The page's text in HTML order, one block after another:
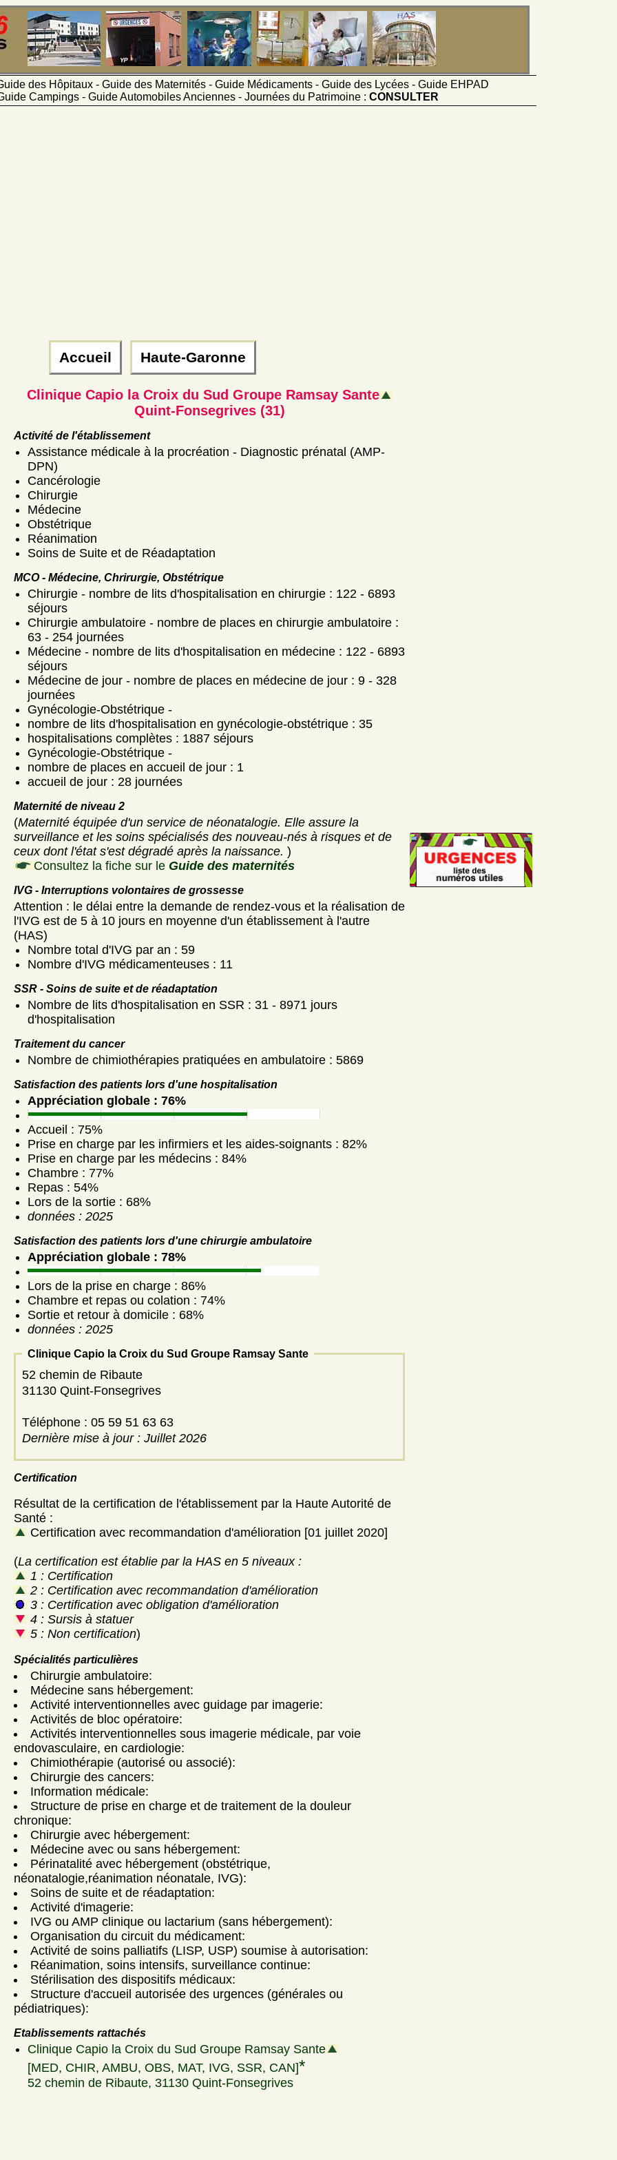
des Hôpitaux - Guide des Maternités - Guide Médicaments - Guide des Lycées - Guide EHPAD
Campings - Guide Automobiles Anciennes - Journées du Patrimoine : CONSULTER
Accueil Haute-Garonne
Clinique Capio la Croix du Sud Groupe Ramsay Sante
Quint-Fonsegrives (31)
Activité de l'établissement
Assistance médicale à la procréation - Diagnostic prénatal (AMP-
DPN)
Cancérologie
Chirurgie
Médecine
Obstétrique
Réanimation
Soins de Suite et de Réadaptation
MCO - Médecine, Chrirurgie, Obstétrique
Chirurgie - nombre de lits d'hospitalisation en chirurgie : 122 - 6893
séjours
Chirurgie ambulatoire - nombre de places en chirurgie ambulatoire :
63 - 254 journées
Médecine - nombre de lits d'hospitalisation en médecine : 122 - 6893
séjours
Médecine de jour - nombre de places en médecine de jour : 9 - 328
journées
Gynécologie-Obstétrique -
nombre de lits d'hospitalisation en gynécologie-obstétrique : 35
hospitalisations complètes : 1887 séjours
Gynécologie-Obstétrique -
nombre de places en accueil de jour : 1
accueil de jour : 28 journées
Maternité de niveau 2
(Maternité équipée d'un service de néonatalogie. Elle assure la
surveillance et les soins spécialisés des nouveau-nés à risques et de
ceux dont l'état s'est dégradé après la naissance. )
Consultez la fiche sur le Guide des maternités
IVG - Interruptions volontaires de grossesse
Attention : le délai entre la demande de rendez-vous et la réalisation de
l'IVG est de 5 à 10 jours en moyenne d'un établissement à l'autre
(HAS)
Nombre total d'IVG par an : 59
Nombre d'IVG médicamenteuses : 11
SSR - Soins de suite et de réadaptation
Nombre de lits d'hospitalisation en SSR : 31 - 8971 jours
d'hospitalisation
Traitement du cancer
Nombre de chimiothérapies pratiquées en ambulatoire : 5869
Satisfaction des patients lors d'une hospitalisation
Appréciation globale : 76%
Accueil : 75%
Prise en charge par les infirmiers et les aides-soignants : 82%
Prise en charge par les médecins : 84%
Chambre : 77%
Repas : 54%
Lors de la sortie : 68%
données : 2025
Satisfaction des patients lors d'une chirurgie ambulatoire
Appréciation globale : 78%
Lors de la prise en charge : 86%
Chambre et repas ou colation : 74%
Sortie et retour à domicile : 68%
données : 2025
Clinique Capio la Croix du Sud Groupe Ramsay Sante
52 chemin de Ribaute
31130 Quint-Fonsegrives
Téléphone : 05 59 51 63 63
Dernière mise à jour : Juillet 2026
Certification
Résultat de la certification de l'établissement par la Haute Autorité de
Santé :
Certification avec recommandation d'amélioration [01 juillet 2020]
(La certification est établie par la HAS en 5 niveaux :
1 : Certification
2 : Certification avec recommandation d'amélioration
3 : Certification avec obligation d'amélioration
4 : Sursis à statuer
5 : Non certification)
Spécialités particulières
Chirurgie ambulatoire:
Médecine sans hébergement:
Activité interventionnelles avec guidage par imagerie:
Activités de bloc opératoire:
Activités interventionnelles sous imagerie médicale, par voie
endovasculaire, en cardiologie:
Chimiothérapie (autorisé ou associé):
Chirurgie des cancers:
Information médicale:
Structure de prise en charge et de traitement de la douleur
chronique:
Chirurgie avec hébergement:
Médecine avec ou sans hébergement:
Périnatalité avec hébergement (obstétrique,
néonatalogie,réanimation néonatale, IVG):
Soins de suite et de réadaptation:
Activité d'imagerie:
IVG ou AMP clinique ou lactarium (sans hébergement):
Organisation du circuit du médicament:
Activité de soins palliatifs (LISP, USP) soumise à autorisation:
Réanimation, soins intensifs, surveillance continue:
Stérilisation des dispositifs médicaux:
Structure d'accueil autorisée des urgences (générales ou
pédiatriques):
Etablissements rattachés
Clinique Capio la Croix du Sud Groupe Ramsay Sante
[MED, CHIR, AMBU, OBS, MAT, IVG, SSR, CAN]*
52 chemin de Ribaute, 31130 Quint-Fonsegrives